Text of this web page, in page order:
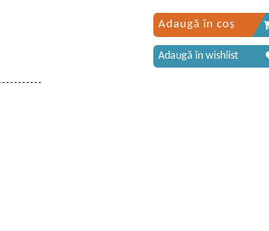
Adaugă în coș
Adaugă în wishlist